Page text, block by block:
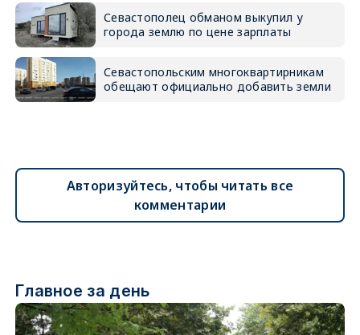
Севастополец обманом выкупил у
города землю по цене зарплаты
Севастопольским многоквартирникам
обещают официально добавить земли
Авторизуйтесь, чтобы читать все
комментарии
Главное за день